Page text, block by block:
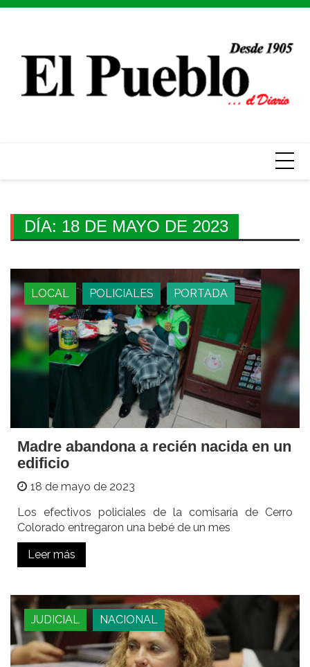
Skip
DÍA: 18 DE MAYO DE 2023
LOCAL POLICIALES PORTADA
Madre abandona a recién nacida en un
edificio
18 de mayo de 2023
Los efectivos policiales de la comisaría de Cerro
Colorado entregaron una bebé de un mes
Leer más
JUDICIAL NACIONAL